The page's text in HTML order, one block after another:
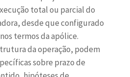
total ou parcial do
desde que configurado
termos da apólice.
da operação, podem
sobre prazo de